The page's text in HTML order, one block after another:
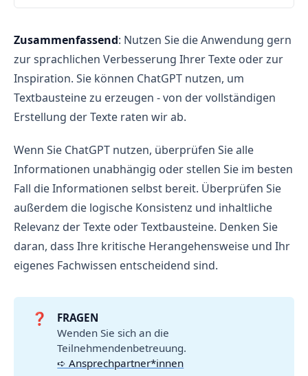
Zusammenfassend: Nutzen Sie die Anwendung gern
zur sprachlichen Verbesserung Ihrer Texte oder zur
Inspiration. Sie können ChatGPT nutzen, um
Textbausteine zu erzeugen - von der vollständigen
Erstellung der Texte raten wir ab.
Wenn Sie ChatGPT nutzen, überprüfen Sie alle
Informationen unabhängig oder stellen Sie im besten
Fall die Informationen selbst bereit. Überprüfen Sie
außerdem die logische Konsistenz und inhaltliche
Relevanz der Texte oder Textbausteine. Denken Sie
daran, dass Ihre kritische Herangehensweise und Ihr
eigenes Fachwissen entscheidend sind.
❓
FRAGEN
Wenden Sie sich an die
Teilnehmendenbetreuung.
➪ Ansprechpartner*innen